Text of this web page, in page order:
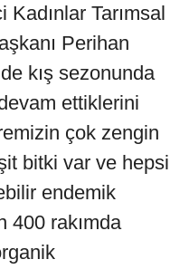
Tarımsal
Perihan
kış sezonunda
ettiklerini
çok zengin
bitki var ve hepsi
endemik
400 rakımda